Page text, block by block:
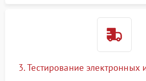
3. Тестирование электронных